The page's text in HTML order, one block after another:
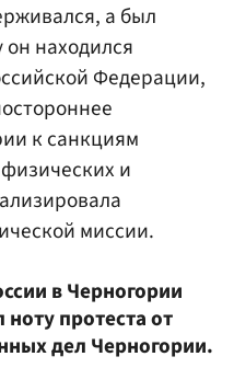
а был
находился
Федерации,
к санкциям
и
миссии.
в Черногории
протеста от
дел Черногории.